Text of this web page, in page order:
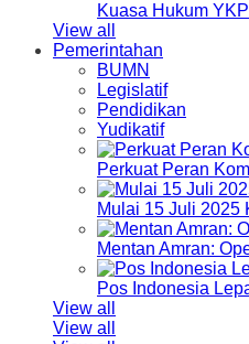
Kuasa Hukum
View all
Pemerintahan
BUMN
Legislatif
Pendidikan
Yudikatif
Perkuat Peran
Mulai 15 Juli 2025
Mentan Amran:
Pos Indonesia
View all
View all